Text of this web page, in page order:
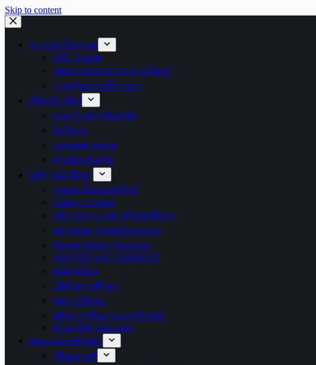
Skip to content
ข่าวและกิจกรรม
SBU Update
บทความและสาระการเรียนรู้
ภาพกิจกรรมที่ผ่านมา
เกี่ยวกับ SBU
แนะนำมหาวิทยาลัย
ผู้บริหาร
หอจดหมายเหตุ
ทำเนียบบัณฑิต
บริการนักศึกษา
งานทะเบียนออนไลน์
Online Learning
บริการหางานสำหรับนักศึกษา
ตรวจสอบ Digital Transcript
ร้องขอ Digital Transcript
SOUTHEAST CONNECT
สมัครเรียน
ปฎิทินการศึกษา
ทุนการศึกษา
คู่มือการศึกษาและหลักสูตร
Foxit PDF Education
คณะและหลักสูตร
ปริญญาตรี